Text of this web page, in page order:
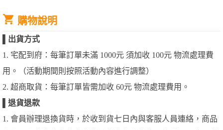
購物說明
出貨方式
1. 宅配到府：每筆訂單未滿 1000元 須加收 100元 物流處理費
用。（活動期間則按照活動內容進行調整）
2. 超商取貨：每筆訂單皆需加收 60元 物流處理費用。
退貨退款
1. 會員辦理退換貨時，於收到貨七日內與客服人員連絡，商品